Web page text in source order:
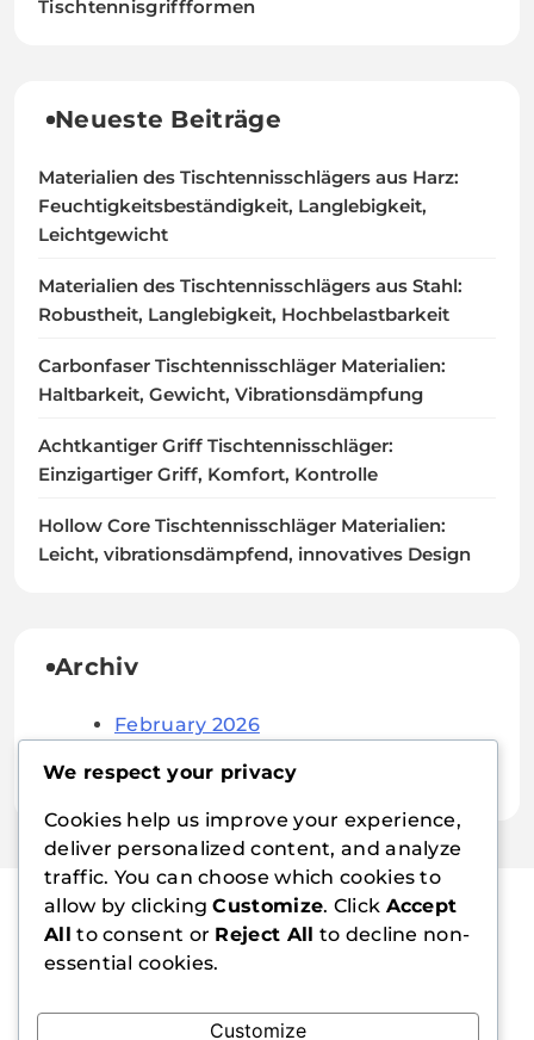
Tischtennisgriffformen
Neueste Beiträge
Materialien des Tischtennisschlägers aus Harz:
Feuchtigkeitsbeständigkeit, Langlebigkeit,
Leichtgewicht
Materialien des Tischtennisschlägers aus Stahl:
Robustheit, Langlebigkeit, Hochbelastbarkeit
Carbonfaser Tischtennisschläger Materialien:
Haltbarkeit, Gewicht, Vibrationsdämpfung
Achtkantiger Griff Tischtennisschläger:
Einzigartiger Griff, Komfort, Kontrolle
Hollow Core Tischtennisschläger Materialien:
Leicht, vibrationsdämpfend, innovatives Design
Archiv
February 2026
emorail.at
We respect your privacy
Cookies help us improve your experience,
deliver personalized content, and analyze
traffic. You can choose which cookies to
allow by clickingCustomize. Click Accept
All to consent or Reject All to decline non-
essential cookies.
Customize